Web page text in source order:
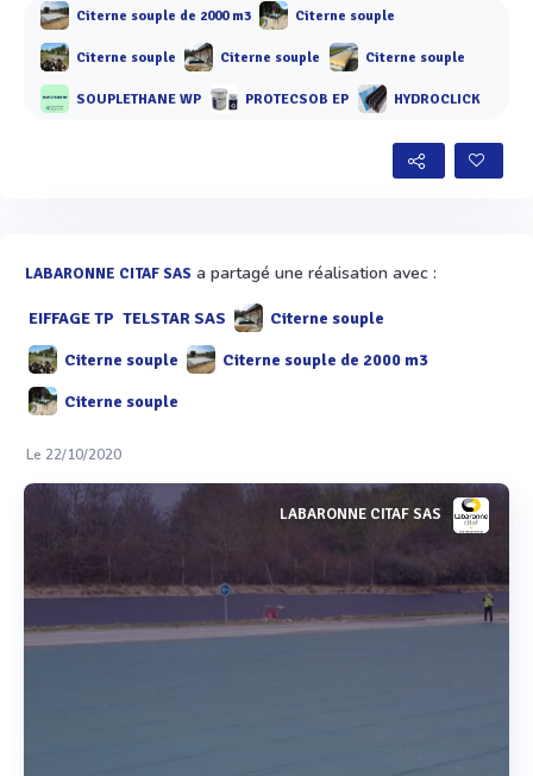
Citerne souple de 2000 m3 Citerne souple
Citerne souple Citerne souple Citerne souple
SOUPLETHANE WP PROTECSOB EP HYDROCLICK
LABARONNE CITAF SAS a partagé une réalisation avec :
EIFFAGE TP TELSTAR SAS Citerne souple
Citerne souple Citerne souple de 2000 m3
Citerne souple
Le 22/10/2020
LABARONNE CITAF SAS